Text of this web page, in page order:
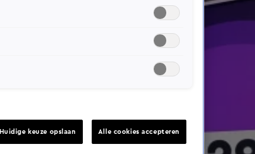
Huidige keuze opslaan Alle cookies accepteren